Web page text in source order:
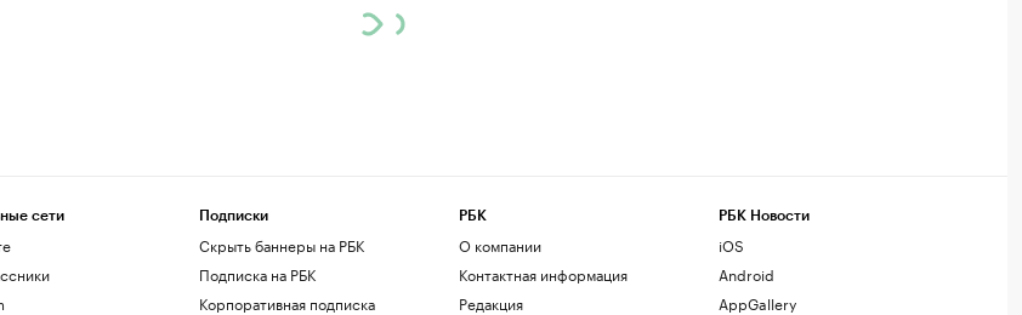
сети Подписки
Скрыть баннеры на РБК
Подписка на РБК
Корпоративная подписка
РБК
О компании
Контактная информация
Редакция
РБК Новости
iOS
Android
AppGallery